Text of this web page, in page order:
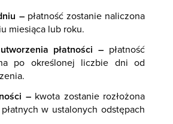
–płatność zostanie naliczona
miesiąca lub roku.
płatności – płatność
po określonej liczbie dni od
– kwota zostanie rozłożona
w ustalonych odstępach